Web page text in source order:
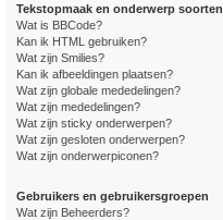
Tekstopmaak en onderwerp soorten
Wat is BBCode?
Kan ik HTML gebruiken?
Wat zijn Smilies?
Kan ik afbeeldingen plaatsen?
Wat zijn globale mededelingen?
Wat zijn mededelingen?
Wat zijn sticky onderwerpen?
Wat zijn gesloten onderwerpen?
Wat zijn onderwerpiconen?
Gebruikers en gebruikersgroepen
Wat zijn Beheerders?